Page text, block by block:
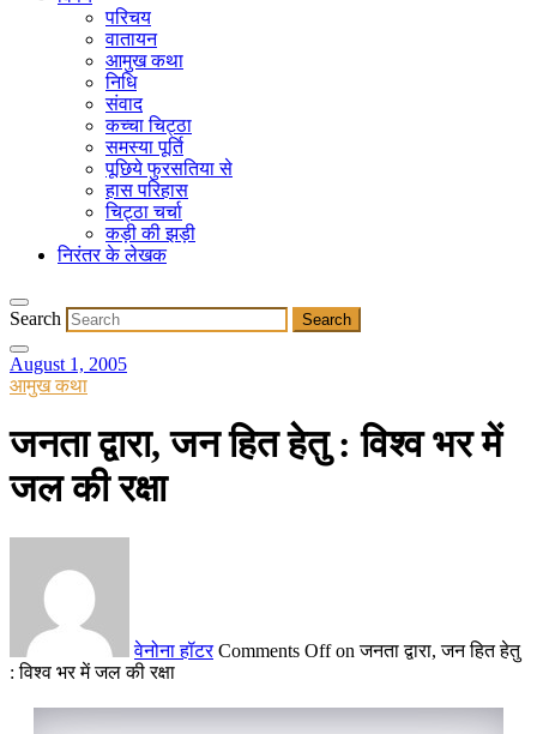
परिचय
वातायन
आमुख कथा
निधि
संवाद
कच्चा चिट्ठा
समस्या पूर्ति
पूछिये फुरसतिया से
हास परिहास
चिट्ठा चर्चा
कड़ी की झड़ी
निरंतर के लेखक
Search
August 1, 2005
आमुख कथा
जनता द्वारा, जन हित हेतु : विश्व भर में
जल की रक्षा
वेनोना हॉटर Comments Offon जनता द्वारा, जन हित हेतु
: विश्व भर में जल की रक्षा